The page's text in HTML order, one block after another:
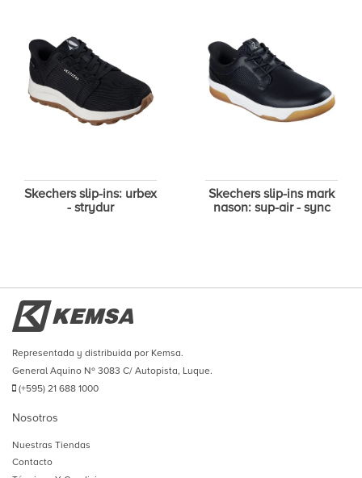
Skechers slip-ins: urbex
- strydur
Skechers slip-ins mark
nason: sup-air - sync
Representada y distribuida por Kemsa.
General Aquino Nº 3083 C/ Autopista, Luque.
(+595) 21 688 1000
Nosotros
Nuestras Tiendas
Contacto